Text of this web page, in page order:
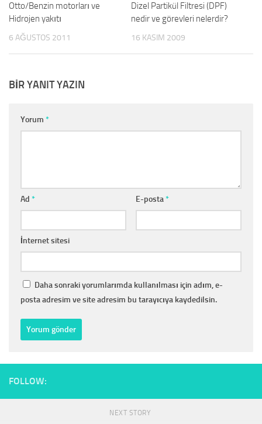
Otto/Benzin motorları ve
Hidrojen yakıtı
6 AĞUSTOS 2011
Dizel Partikül Filtresi (DPF)
nedir ve görevleri nelerdir?
16 KASIM 2009
BIR YANIT YAZIN
Yorum *
Ad * E-posta*
İnternet sitesi
Daha sonraki yorumlarımda kullanılması için adım, e-
posta adresim ve site adresim bu tarayıcıya kaydedilsin.
FOLLOW:
NEXT STORY